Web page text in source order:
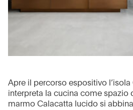
Apre il percorso espositivo
interpreta la cucina come spazio
marmo Calacatta lucido si